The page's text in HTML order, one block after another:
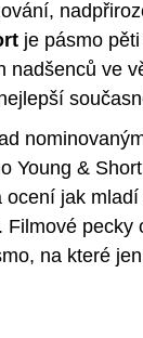
je pásmo
nadšenců ve
Young &
jak
pecky
na které